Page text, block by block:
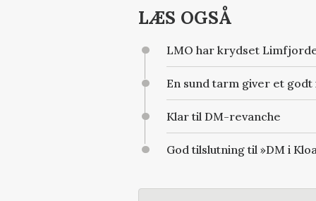
LÆS OGSÅ
LMO har krydset
En sund tarm giver et
Klar til DM-revanche
God tilslutning til »DM i